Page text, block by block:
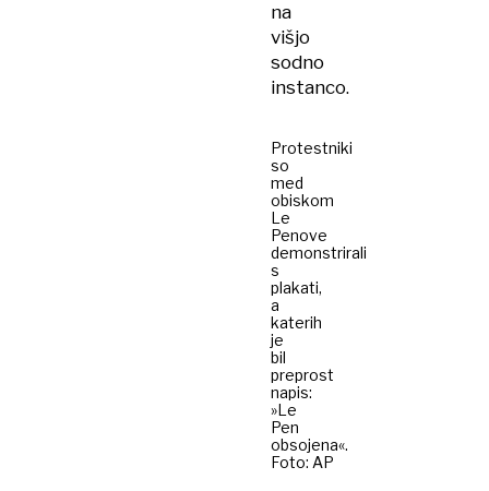
na
višjo
sodno
instanco.
Protestniki
so
med
obiskom
Le
Penove
demonstrirali
s
plakati,
a
katerih
je
bil
preprost
napis:
»Le
Pen
obsojena«.
Foto: AP